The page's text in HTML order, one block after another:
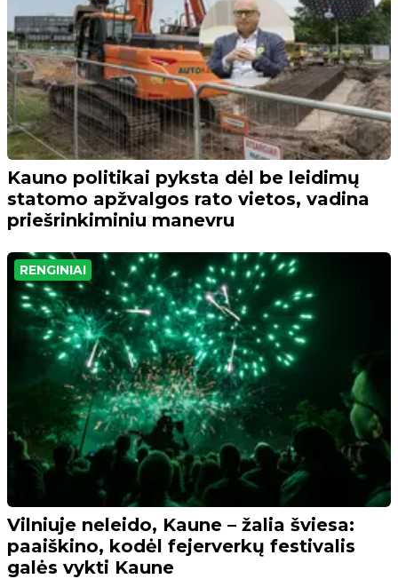
Kauno politikai pyksta dėl be leidimų
statomo apžvalgos rato vietos, vadina
priešrinkiminiu manevru
RENGINIAI
Vilniuje neleido, Kaune – žalia šviesa:
paaiškino, kodėl fejerverkų festivalis
galės vykti Kaune